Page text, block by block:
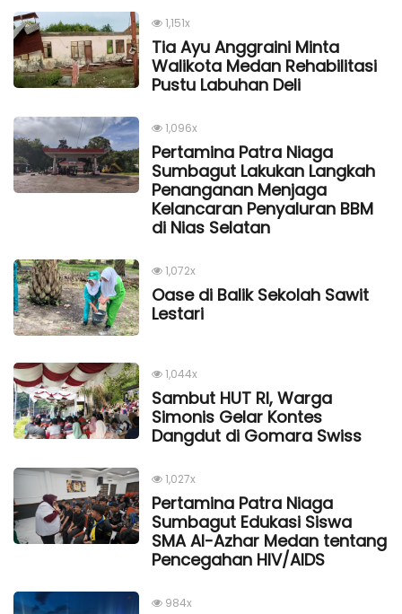
1,151x
Tia Ayu Anggraini Minta
Walikota Medan Rehabilitasi
Pustu Labuhan Deli
1,096x
Pertamina Patra Niaga
Sumbagut Lakukan Langkah
Penanganan Menjaga
Kelancaran Penyaluran BBM
di Nias Selatan
1,072x
Oase di Balik Sekolah Sawit
Lestari
1,044x
Sambut HUT RI, Warga
Simonis Gelar Kontes
Dangdut di Gomara Swiss
1,027x
Pertamina Patra Niaga
Sumbagut Edukasi Siswa
SMA Al-Azhar Medan tentang
Pencegahan HIV/AIDS
984x